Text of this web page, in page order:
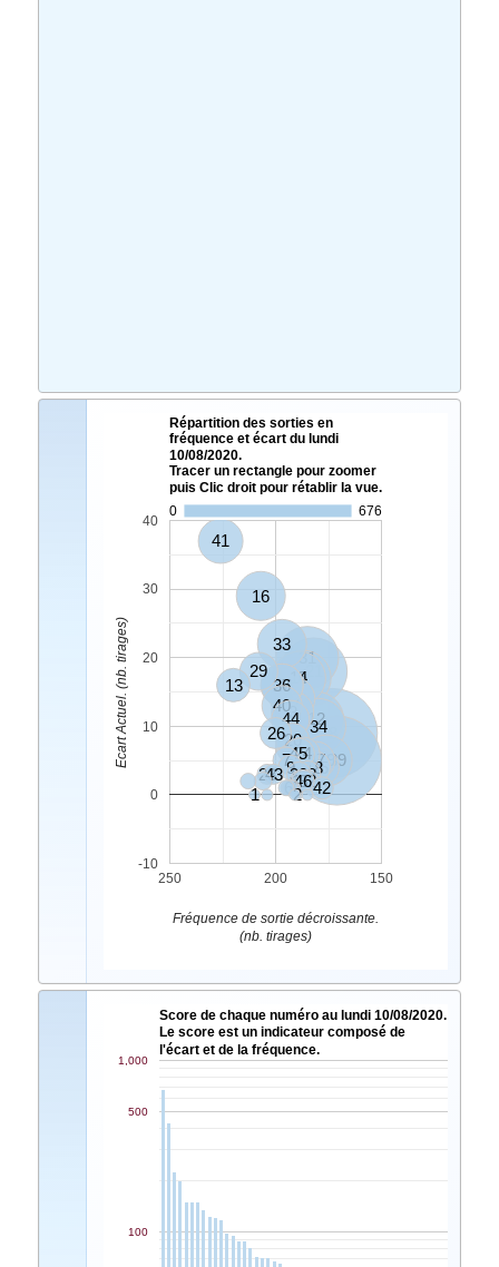
Répartition des sorties en
fréquence et écart du lundi
10/08/2020.
Tracer un rectangle pour zoomer
puis Clic droit pour rétablir la vue.
0
676
8
39
21
31
5
12
34
14
19
16
33
37
41
3
27
36
40
25
29
44
47
10
13
18
20
24
26
45
7
48
930
17
3242
46
23
43
4
6
1 2
250 200 150
-10
0
10
20
30
40
Fréquence de sortie décroissante.
(nb. tirages)
Ecart Actuel. (nb. tirages)
Score de chaque numéro au lundi 10/08/2020.
Le score est un indicateur composé de
l'écart et de la fréquence.
100
500
1,000